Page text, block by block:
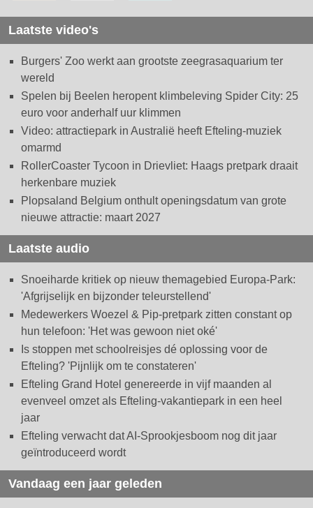
Laatste video's
Burgers' Zoo werkt aan grootste zeegrasaquarium ter
wereld
Spelen bij Beelen heropent klimbeleving Spider City: 25
euro voor anderhalf uur klimmen
Video: attractiepark in Australië heeft Efteling-muziek
omarmd
RollerCoaster Tycoon in Drievliet: Haags pretpark draait
herkenbare muziek
Plopsaland Belgium onthult openingsdatum van grote
nieuwe attractie: maart 2027
Laatste audio
Snoeiharde kritiek op nieuw themagebied Europa-Park:
'Afgrijselijk en bijzonder teleurstellend'
Medewerkers Woezel & Pip-pretpark zitten constant op
hun telefoon: 'Het was gewoon niet oké'
Is stoppen met schoolreisjes dé oplossing voor de
Efteling? 'Pijnlijk om te constateren'
Efteling Grand Hotel genereerde in vijf maanden al
evenveel omzet als Efteling-vakantiepark in een heel
jaar
Efteling verwacht dat AI-Sprookjesboom nog dit jaar
geïntroduceerd wordt
Vandaag een jaar geleden